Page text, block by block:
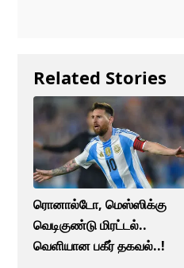
Related Stories
ரொனால்டோ, மெஸ்ஸிக்கு
வெடிகுண்டு மிரட்டல்..
வெளியான பகீர் தகவல்..!